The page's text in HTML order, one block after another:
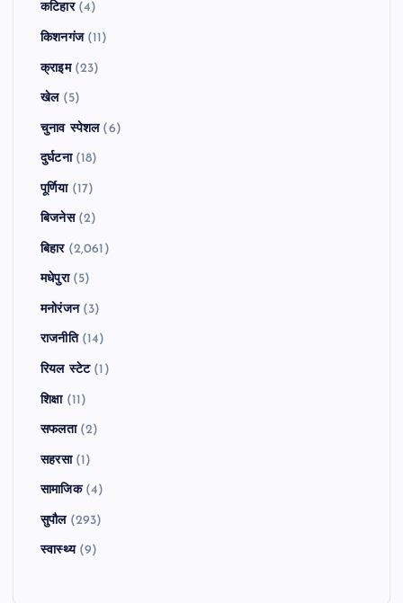
कटिहार(4)
किशनगंज(11)
क्राइम(23)
खेल(5)
चुनाव स्पेशल(6)
दुर्घटना(18)
पूर्णिया(17)
बिजनेस(2)
बिहार(2,061)
मधेपुरा(5)
मनोरंजन(3)
राजनीति(14)
रियल स्टेट(1)
शिक्षा(11)
सफलता(2)
सहरसा(1)
सामाजिक(4)
सुपौल(293)
स्वास्थ्य(9)